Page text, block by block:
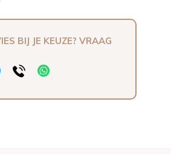
BIJ JE KEUZE? VRAAG